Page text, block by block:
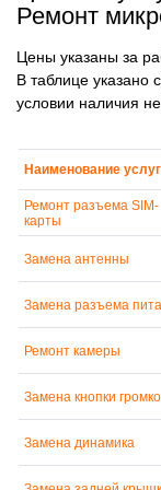
Ремонт
Цены указаны за
В таблице указано
условии наличия
Наименование
Ремонт разъема SIM-
карты
Замена антенны
Замена разъема
Ремонт камеры
Замена кнопки
Замена динамика